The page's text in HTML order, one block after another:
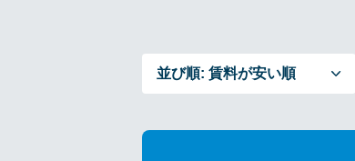
並び順: 賃料が安い順